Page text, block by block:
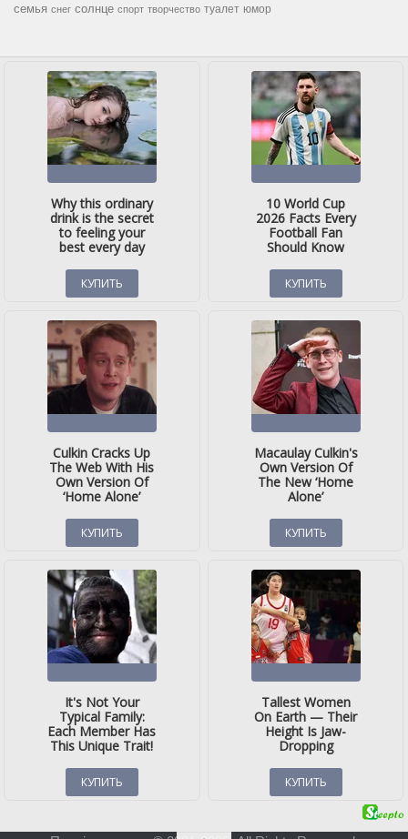
семья снег солнце спорт творчество туалет юмор